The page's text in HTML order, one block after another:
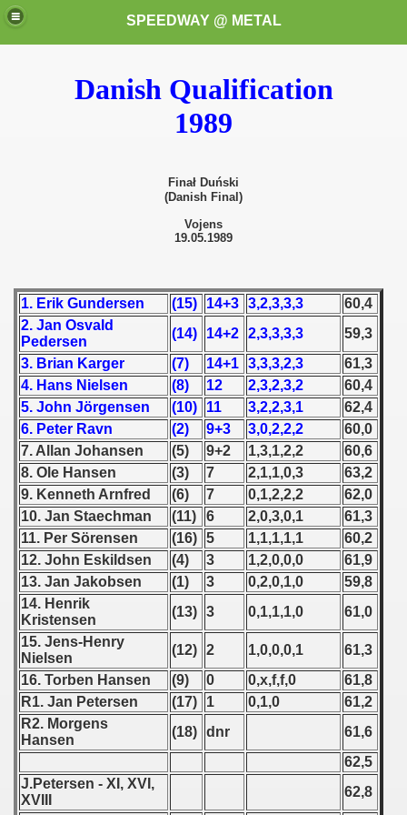
SPEEDWAY @ METAL
Danish Qualification
1989
Finał Duński
(Danish Final)
Vojens
19.05.1989
1. Erik Gundersen (15) 14+3 3,2,3,3,3
60,4
2. Jan Osvald
Pedersen
(14) 14+2 2,3,3,3,3
59,3
3. Brian Karger
(7) 14+1 3,3,3,2,3
61,3
4. Hans Nielsen
(8) 12 2,3,2,3,2
60,4
5. John Jörgensen
(10) 11 3,2,2,3,1
62,4
6. Peter Ravn
(2) 9+3 3,0,2,2,2
60,0
7. Allan Johansen
(5) 9+2 1,3,1,2,2
60,6
8. Ole Hansen
(3) 7 2,1,1,0,3
63,2
9. Kenneth Arnfred
(6) 7 0,1,2,2,2
62,0
10. Jan Staechman
(11) 6 2,0,3,0,1
61,3
11. Per Sörensen
(16) 5 1,1,1,1,1
60,2
12. John Eskildsen
(4) 3 1,2,0,0,0
61,9
13. Jan Jakobsen
(1) 3 0,2,0,1,0
59,8
14. Henrik
Kristensen
(13) 3 0,1,1,1,0
61,0
15. Jens-Henry
Nielsen
(12) 2 1,0,0,0,1
61,3
16. Torben Hansen
(9) 0 0,x,f,f,0
61,8
R1. Jan Petersen
(17) 1 0,1,0
61,2
R2. Morgens
Hansen
(18) dnr
61,6
62,5
J.Petersen - XI, XVI,
XVIII
62,8
Świata (World Speedway Championship)
1946
- 1952
- 1953
- 1954